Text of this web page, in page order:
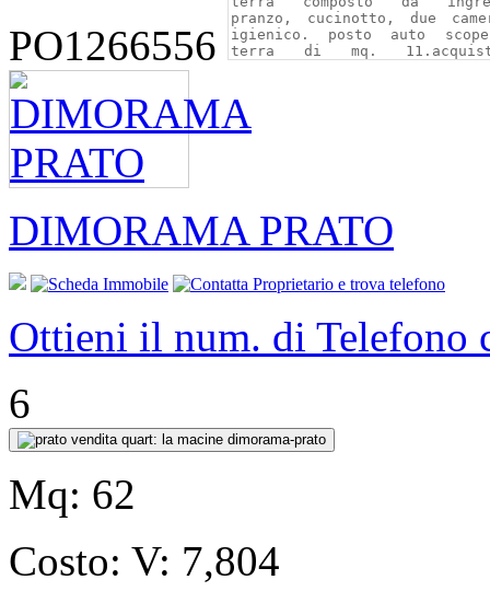
PO1266556
DIMORAMA PRATO
Ottieni il num. di Telefono
6
Mq: 62
Costo: V: 7,804